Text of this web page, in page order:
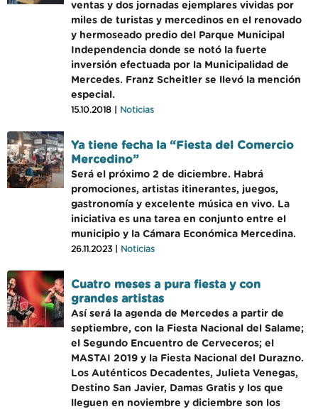
ventas y dos jornadas ejemplares vividas por
miles de turistas y mercedinos en el renovado
y hermoseado predio del Parque Municipal
Independencia donde se notó la fuerte
inversión efectuada por la Municipalidad de
Mercedes. Franz Scheitler se llevó la mención
especial.
15.10.2018 | Noticias
Ya tiene fecha la “Fiesta del Comercio
Mercedino”
Será el próximo 2 de diciembre. Habrá
promociones, artistas itinerantes, juegos,
gastronomía y excelente música en vivo. La
iniciativa es una tarea en conjunto entre el
municipio y la Cámara Económica Mercedina.
26.11.2023 | Noticias
Cuatro meses a pura fiesta y con
grandes artistas
Así será la agenda de Mercedes a partir de
septiembre, con la Fiesta Nacional del Salame;
el Segundo Encuentro de Cerveceros; el
MASTAI 2019 y la Fiesta Nacional del Durazno.
Los Auténticos Decadentes, Julieta Venegas,
Destino San Javier, Damas Gratis y los que
lleguen en noviembre y diciembre son los